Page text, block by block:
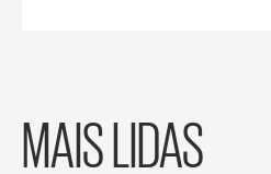
MAIS LIDAS